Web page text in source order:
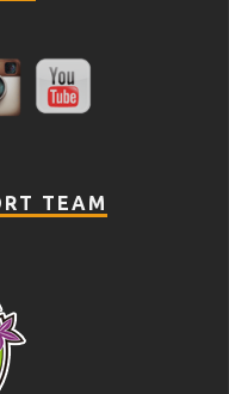
TEAM